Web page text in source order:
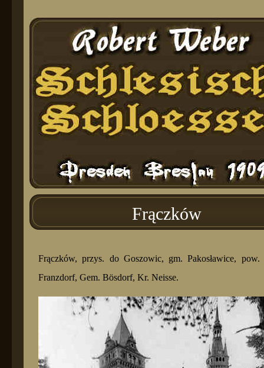
Frączków
Frączków, przys. do Goszowic, gm. Pakosławice,
Franzdorf, Gem. Bösdorf, Kr. Neisse.